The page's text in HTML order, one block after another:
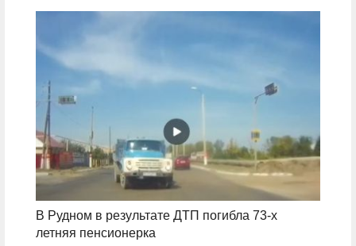
В Рудном в результате ДТП погибла 73-х
летняя пенсионерка